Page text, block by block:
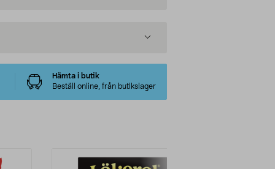
Hämta i butik
Beställ online, från butikslager